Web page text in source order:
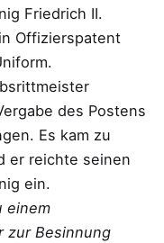
Friedrich II.
Offizierspatent
des Postens
Es kam zu
er reichte seinen
ein.
einem
zur Besinnung